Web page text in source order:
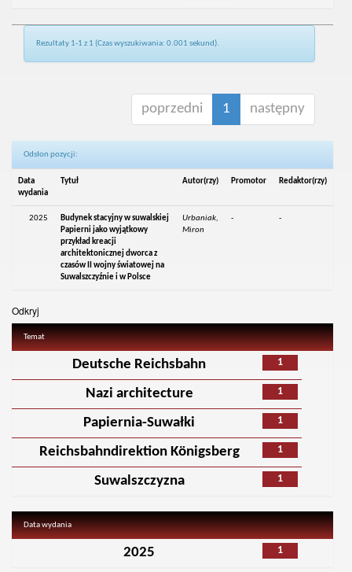
Rezultaty 1-1 z 1 (Czas wyszukiwania: 0.001 sekund).
poprzedni 1 następny
Odsłon pozycji:
Data
wydania
Tytuł Autor(rzy) Promotor Redaktor(rzy)
2025
Budynek stacyjny w suwalskiej
Papierni jako wyjątkowy
przykład kreacji
architektonicznej dworca z
czasów II wojny światowej na
Suwalszczyźnie i w Polsce
Urbaniak,
Miron
- -
Odkryj
Temat
1
Deutsche Reichsbahn
1
Nazi architecture
1
Papiernia-Suwałki
1
Reichsbahndirektion Königsberg
1
Suwalszczyzna
Data wydania
1
2025